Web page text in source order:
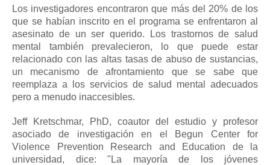
Los investigadores encontraron que más del 20% de los
que se habían inscrito en el programa se enfrentaron al
asesinato de un ser querido.
Los trastornos de salud
mental también prevalecieron, lo que puede estar
relacionado con las altas tasas de abuso de sustancias,
un mecanismo de afrontamiento que se sabe que
reemplaza a los servicios de salud mental adecuados
pero a menudo inaccesibles.
Jeff Kretschmar, PhD, coautor del estudio y profesor
asociado de investigación en el Begun Center for
Violence Prevention Research and Education de la
universidad, dice: "La mayoría de los jóvenes